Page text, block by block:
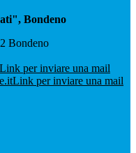
Bondeno
Bondeno
Link per inviare una mail
Link per inviare una mail